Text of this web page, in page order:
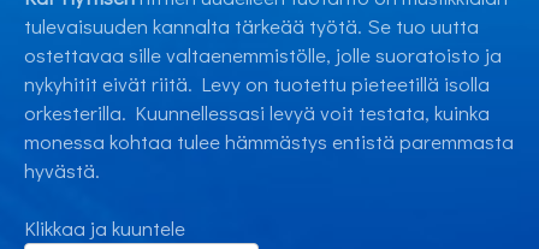
tulevaisuuden kannalta tärkeää työtä. Se tuo uutta
ostettavaa sille valtaenemmistölle, jolle suoratoisto ja
nykyhitit eivät riitä. Levy on tuotettu pieteetillä isolla
orkesterilla. Kuunnellessasi levyä voit testata, kuinka
monessa kohtaa tulee hämmästys entistä paremmasta
hyvästä.
Klikkaa ja kuuntele